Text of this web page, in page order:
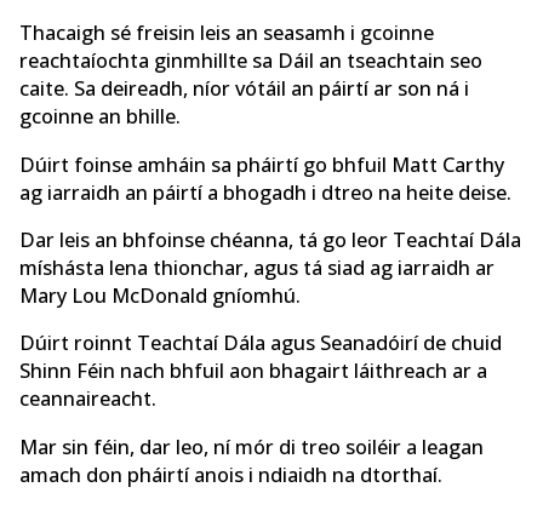
Thacaigh sé freisin leis an seasamh i gcoinne
reachtaíochta ginmhillte sa Dáil an tseachtain seo
caite. Sa deireadh, níor vótáil an páirtí ar son ná i
gcoinne an bhille.
Dúirt foinse amháin sa pháirtí go bhfuil Matt Carthy
ag iarraidh an páirtí a bhogadh i dtreo na heite deise.
Dar leis an bhfoinse chéanna, tá go leor Teachtaí Dála
míshásta lena thionchar, agus tá siad ag iarraidh ar
Mary Lou McDonald gníomhú.
Dúirt roinnt Teachtaí Dála agus Seanadóirí de chuid
Shinn Féin nach bhfuil aon bhagairt láithreach ar a
ceannaireacht.
Mar sin féin, dar leo, ní mór di treo soiléir a leagan
amach don pháirtí anois i ndiaidh na dtorthaí.